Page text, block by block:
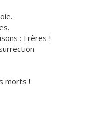
: Frères !
morts !